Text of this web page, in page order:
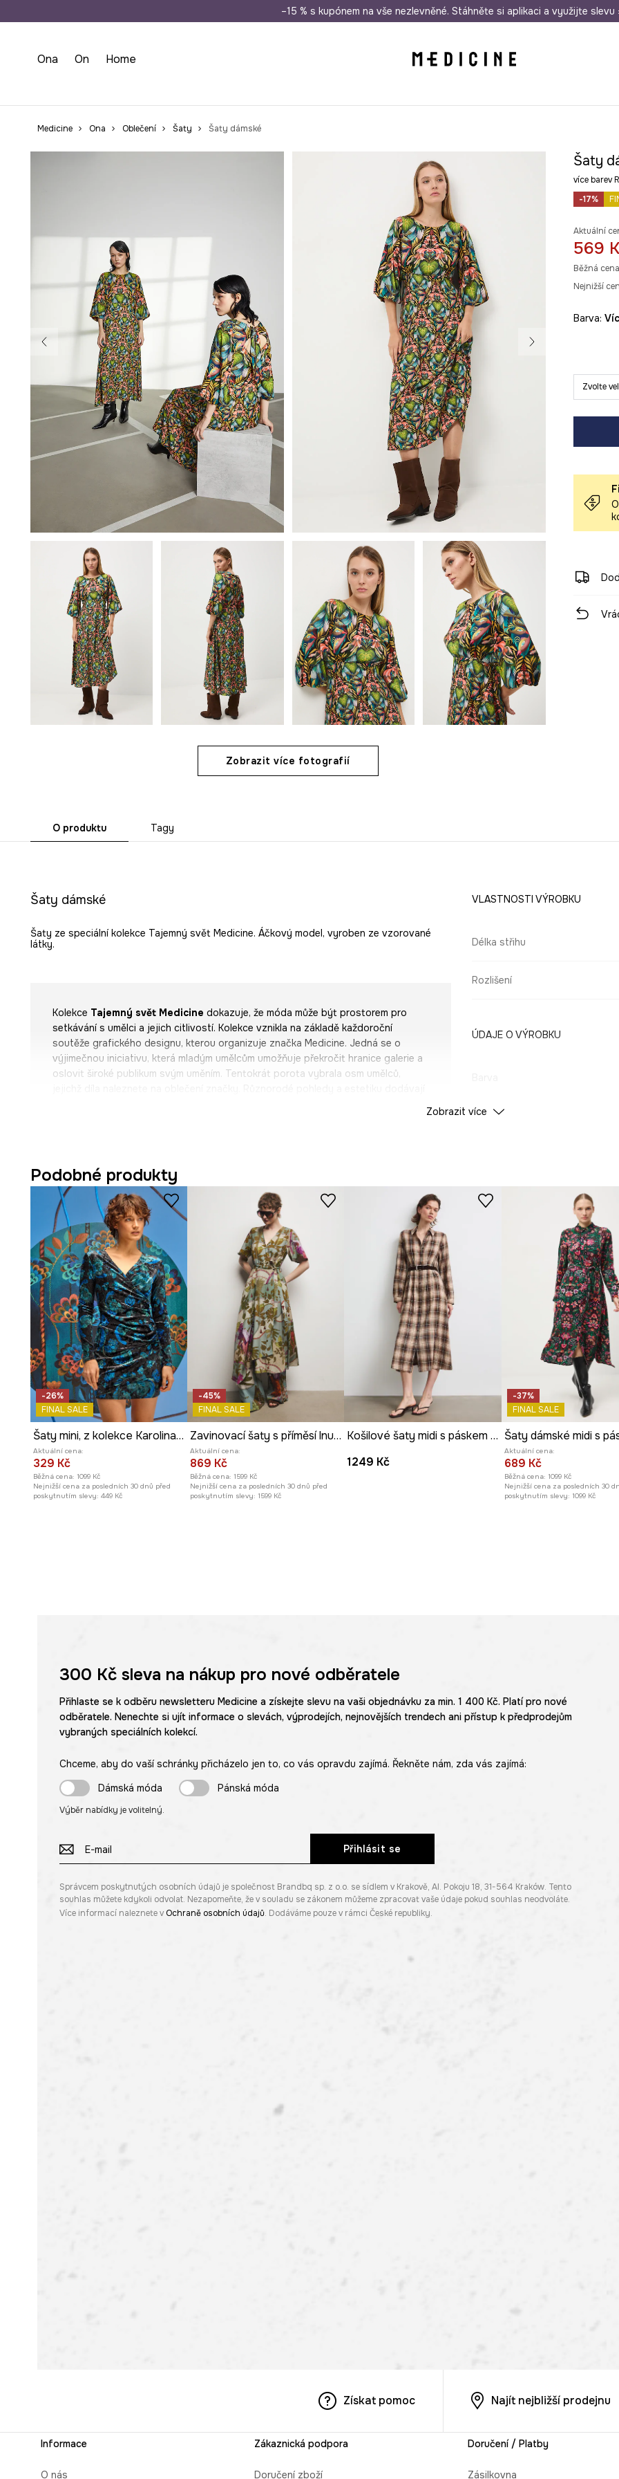
Doprava zdarma při nákupu nad 1 200 Kč Odeslání i do 24 hodin 30
–15 % s kupónem na vše nezlevněné. Stáhněte si aplikaci a využijte slevu
Ona On Home
Medicine Ona Oblečení Šaty Šaty dámské
Zobrazit více fotografií
Šaty
více barev
-17%
Aktuální
569
Běžná
Nejnižší
Barva:
Zvolte
O produktu Tagy
Šaty dámské
Šaty ze speciální kolekce Tajemný svět Medicine. Áčkový model, vyroben ze vzorované
látky.
Kolekce Tajemný svět Medicine dokazuje, že móda může být prostorem pro
setkávání s umělci a jejich citlivostí. Kolekce vznikla na základě každoroční
soutěže grafického designu, kterou organizuje značka Medicine. Jedná se o
výjimečnou iniciativu, která mladým umělcům umožňuje překročit hranice galerie a
oslovit široké publikum svým uměním. Tentokrát porota vybrala osm umělců,
příběhem o jiném rozměru současného umění.
Grafiku vytvořilaMałgorzata Urbańczyk-Luranc – vyznamenání v soutěži
„Tajemný svět Medicine“, která se konala v září 2024.
- Áčkový střih.
- Tříčtvrteční rukávy.
- Kulatý výstřih.
- Zapínání na zip.
- Ozdobný výřez na zádech.
- Ozdobné vázání na zádech.
- Ozdobné řasení.
- Vzorovaná látka.
- Model s midi délkou.
- Šířka pasu: 36 cm.
- Délka: 126 cm.
- Rozměry pro velikost: S.
VLASTNOSTI VÝROBKU
Délka střihu
Rozlišení
ÚDAJE O VÝROBKU
ID produktu
Zobrazit více
Podobné produkty
-26%
FINAL SALE
Šaty mini, z kolekce Karolina Matyjaszkowicz x Medicine více barev
Aktuální cena:
329 Kč
Běžná cena: 1099 Kč
Nejnižší cena za posledních 30 dnů před
poskytnutím slevy: 449 Kč
-45%
FINAL SALE
Zavinovací šaty s příměsí lnu z kolekce Ilona Tambor x Medicine
Aktuální cena:
869 Kč
Běžná cena: 1599 Kč
Nejnižší cena za posledních 30 dnů před
poskytnutím slevy: 1599 Kč
Košilové šaty midi s páskem kostkované
1249 Kč
-37%
FINAL SALE
Aktuální cena:
689 Kč
Běžná cena: 1099 Kč
Nejnižší cena za posledních 30
poskytnutím slevy: 1099 Kč
300 Kčsleva na nákup pro nové odběratele
Přihlaste se k odběru newsletteru Medicine a získejte slevu na vaši objednávku za min. 1 400 Kč. Platí pro nové
odběratele. Nenechte si ujít informace o slevách, výprodejích, nejnovějších trendech ani přístup k předprodejům
vybraných speciálních kolekcí.
Chceme, aby do vaší schránky přicházelo jen to, co vás opravdu zajímá. Řekněte nám, zda vás zajímá:
Dámská móda
Pánská móda
Výběr nabídky je volitelný.
Přihlásit se
Správcem poskytnutých osobních údajů je společnost Brandbq sp. z o.o. se sídlem v Krakově, Al. Pokoju 18, 31-564 Kraków. Tento
souhlas můžete kdykoli odvolat. Nezapomeňte, že v souladu se zákonem můžeme zpracovat vaše údaje pokud souhlas neodvoláte.
Více informací naleznete v Ochraně osobních údajů. Dodáváme pouze v rámci České republiky.
Získat pomoc Najít nejbližší prodejnu
Informace
O nás
Zákaznická podpora
Doručení zboží
Doručení / Platby
Zásilkovna